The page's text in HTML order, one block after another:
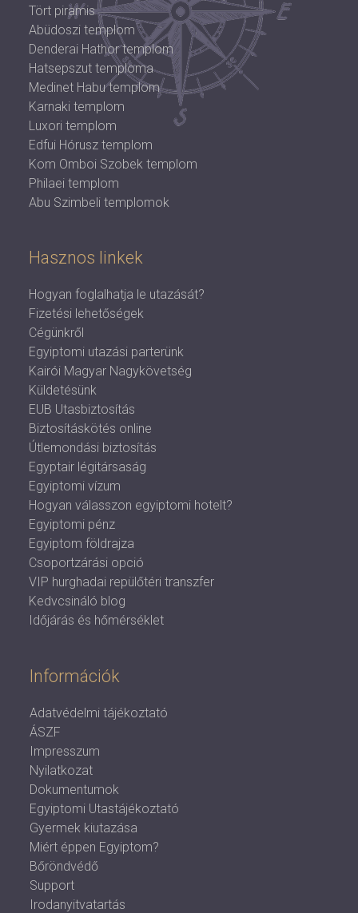
Tört piramis
Abüdoszi templom
Denderai Hathor templom
Hatsepszut temploma
Medinet Habu templom
Karnaki templom
Luxori templom
Edfui Hórusz templom
Kom Omboi Szobek templom
Philaei templom
Abu Szimbeli templomok
Hasznos linkek
Hogyan foglalhatja le utazását?
Fizetési lehetőségek
Cégünkről
Egyiptomi utazási parterünk
Kairói Magyar Nagykövetség
Küldetésünk
EUB Utasbiztosítás
Biztosításkötés online
Útlemondási biztosítás
Egyptair légitársaság
Egyiptomi vízum
Hogyan válasszon egyiptomi hotelt?
Egyiptomi pénz
Egyiptom földrajza
Csoportzárási opció
VIP hurghadai repülőtéri transzfer
Kedvcsináló blog
Időjárás és hőmérséklet
Információk
Adatvédelmi tájékoztató
ÁSZF
Impresszum
Nyilatkozat
Dokumentumok
Egyiptomi Utastájékoztató
Gyermek kiutazása
Miért éppen Egyiptom?
Bőröndvédő
Support
Irodanyitvatartás